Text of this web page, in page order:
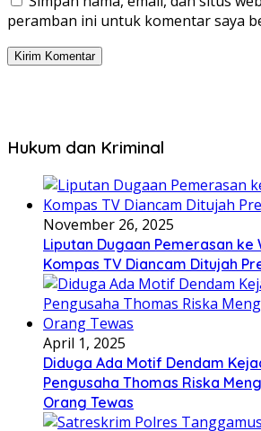
peramban ini untuk komentar saya
Hukum dan Kriminal
November 26, 2025
Liputan Dugaan Pemerasan ke
Kompas TV Diancam Ditujah
April 1, 2025
Diduga Ada Motif Dendam
Pengusaha Thomas Riska
Orang Tewas